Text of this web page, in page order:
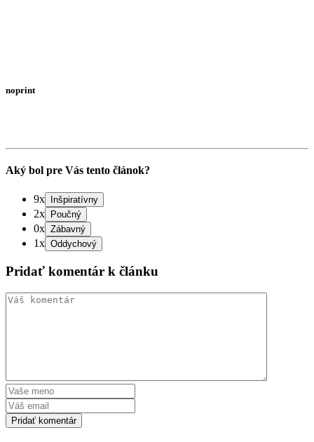
noprint
Aký bol pre Vás tento článok?
9x
2x
0x
1x
Pridať komentár k článku